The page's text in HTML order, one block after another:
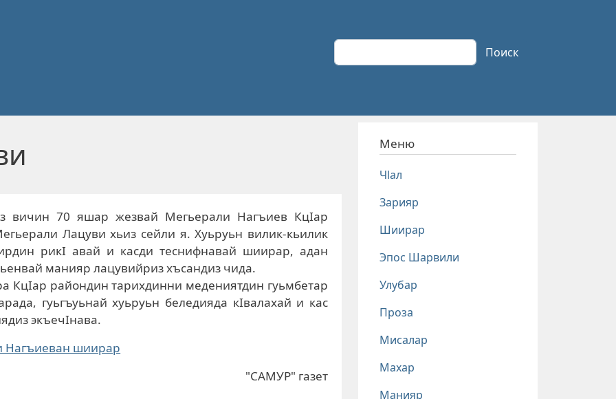
Поиск Поиск
вичин 70 яшар жезвай Мегьерали Нагъиев КцIар
Лацуви хьиз сейли я. Хуьруьн вилик-кьилик
рикI авай и касди теснифнавай шиирар, адан
манияр лацувийриз хъсандиз чида.
КцIар райондин тарихдинни медениятдин гуьм­бетар
гуьгъуьнай хуьруьн беледияда кIвалахай и кас
экъечIнава.
Нагъиеван шиирар
"САМУР" газет
Меню
Чlал
Зарияр
Шиирар
Эпос Шарвили
Улубар
Проза
Мисалар
Махар
Манияр